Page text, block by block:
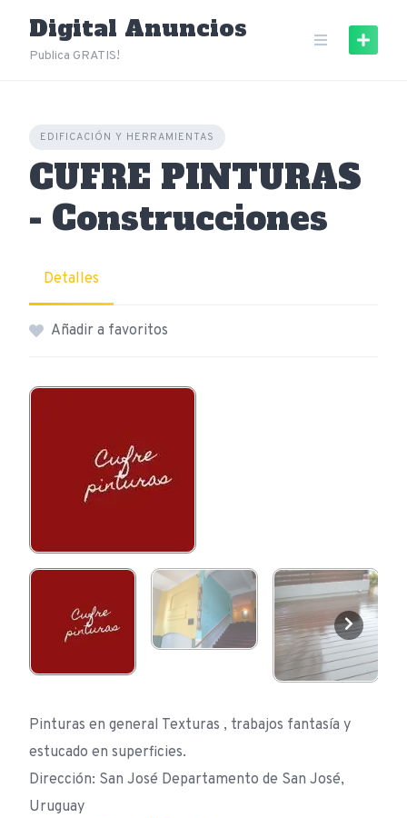
content
Digital Anuncios
Publica GRATIS!
EDIFICACIÓN Y HERRAMIENTAS
CUFRE PINTURAS
- Construcciones
Detalles
Añadir a favoritos
Pinturas en general Texturas , trabajos fantasía y
estucado en superficies.
Dirección: San José Departamento de San José,
Uruguay